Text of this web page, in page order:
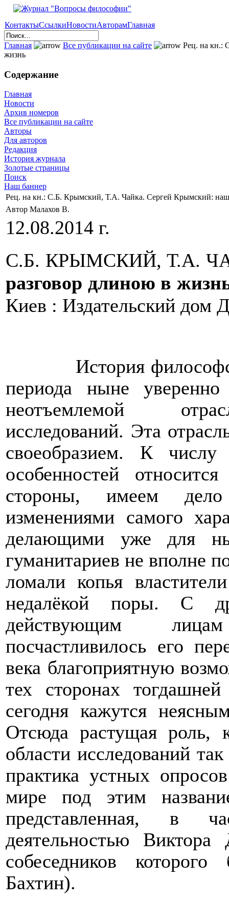
КонтактыСсылкиНовостиАвторамГлавная
Главная Все публикации на сайте
Рец. на кн.:
жизнь
Содержание
Главная
Новости
Архив номеров
Все публикации на сайте
Авторы
Для авторов
Редакция
История журнала
Золотые страницы
Поиск
Наш баннер
Рец. на кн.: С.Б. Крымский, Т.А. Чайка. Сергей Крымский:
Автор Малахов В.
12.08.2014 г.
С.Б. КРЫМСКИЙ, Т.А.
разговор длиною в
Киев : Издательский дом
История
периода ныне уверенно
неотъемлемой
исследований. Эта
своеобразием. К числу
особенностей
стороны, имеем
изменениями самого
делающими уже для
гуманитариев не вполне
ломали копья
недалёкой поры. С
действующим
посчастливилось его
века благоприятную
тех сторонах
сегодня кажутся
Отсюда растущая роль,
области исследований
практика устных
мире под этим
представленная, в
деятельностью
собеседников
Бахтин).